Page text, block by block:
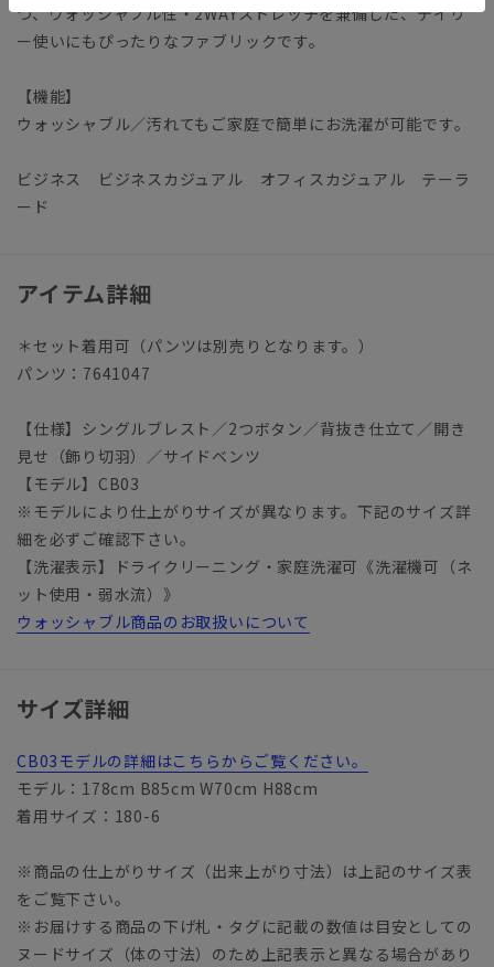
つ、ウォッシャブル性・2WAYストレッチを兼備した、デイリ
ー使いにもぴったりなファブリックです。
【機能】
ウォッシャブル／汚れてもご家庭で簡単にお洗濯が可能です。
ビジネス ビジネスカジュアル オフィスカジュアル テーラ
ード
アイテム詳細
＊セット着用可（パンツは別売りとなります。）
パンツ：7641047
【仕様】シングルブレスト／2つボタン／背抜き仕立て／開き
見せ（飾り切羽）／サイドベンツ
【モデル】CB03
※モデルにより仕上がりサイズが異なります。下記のサイズ詳
細を必ずご確認下さい。
【洗濯表示】ドライクリーニング・家庭洗濯可《洗濯機可（ネ
ット使用・弱水流）》
ウォッシャブル商品のお取扱いについて
サイズ詳細
CB03モデルの詳細はこちらからご覧ください。
モデル：178cm B85cm W70cm H88cm
着用サイズ：180-6
※商品の仕上がりサイズ（出来上がり寸法）は上記のサイズ表
をご覧下さい。
※お届けする商品の下げ札・タグに記載の数値は目安としての
ヌードサイズ（体の寸法）のため上記表示と異なる場合があり